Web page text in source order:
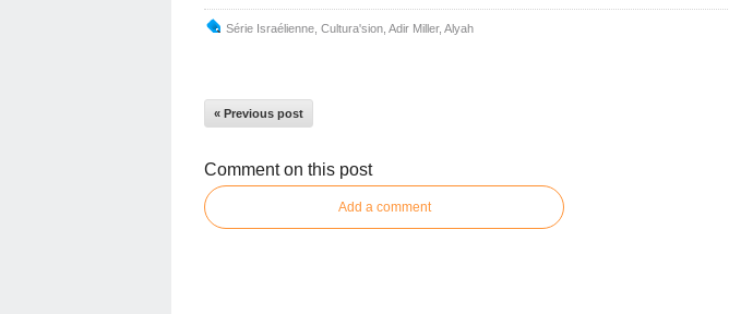
Série Israélienne, Cultura'sion, Adir Miller, Alyah
« Previous post
Comment on this post
Add a comment